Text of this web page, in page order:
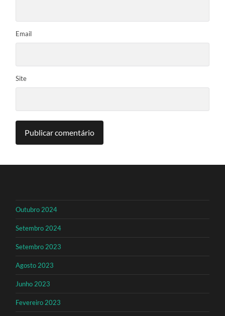
Email
Site
Outubro 2024
Setembro 2024
Setembro 2023
Agosto 2023
Junho 2023
Fevereiro 2023